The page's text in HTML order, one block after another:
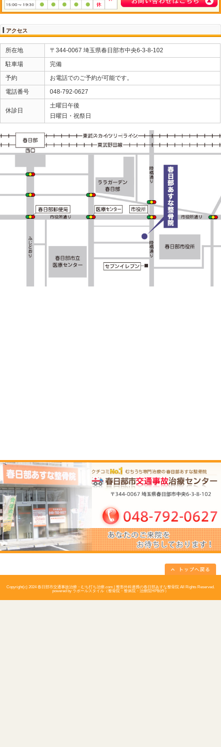
膚がかぶれてしまうと湿疹部分の水ぶくれやただれにな
なった際にはすぐにはがしてください。
むちうちの恐ろしいところは、交通事故直後は痛みが無
経過してから症状が現れることがあります。
交通事故後身体に少しでも痛みや違和感が現れたら、早
ださい。
以上「むちうちの湿布使用の注意点」について簡単にま
交通事故治療についてお悩みの方は、お一人で悩まず春
絡ください。
です。
春日部市で交通事故治療なら、春日部あすな整骨院へお
気を付けて
タクシーに乗っているときに遭った
交通事故！！誰が治療費を払う？！
所在地
〒344-0067 埼玉県春日部市中央6-3-
駐車場
完備
予約
お電話でのご予約が可能です。
電話番号
048-792-0627
土曜日午後